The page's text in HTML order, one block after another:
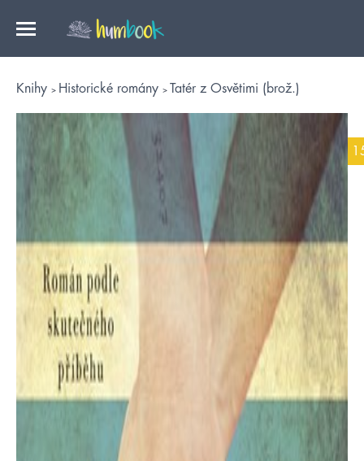
Knihy Historické romány Tatér z Osvětimi (brož.)